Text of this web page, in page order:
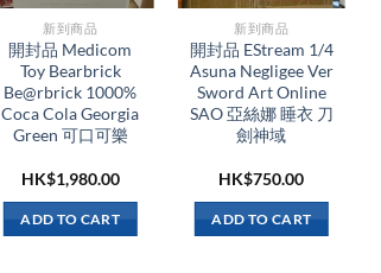
新到商品​
開封品 Medicom
Toy Bearbrick
Be@rbrick 1000%
Coca Cola Georgia
Green 可口可樂
HK$1,980.00
ADD TO CART
新到商品​
開封品 EStream 1/4
Asuna Negligee Ver
Sword Art Online
SAO 亞絲娜 睡衣 刀
劍神域
HK$750.00
ADD TO CART